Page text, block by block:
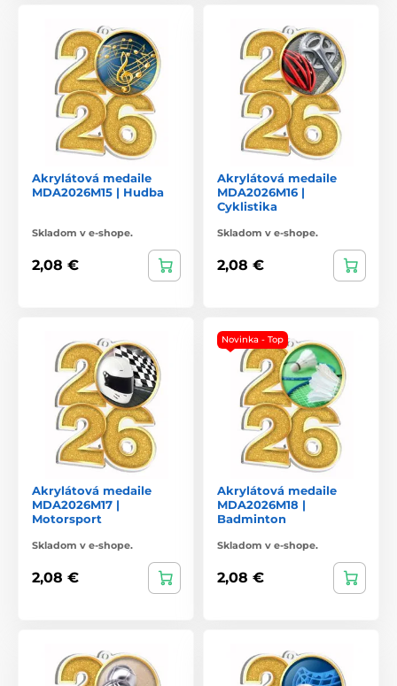
Akrylátová medaile
MDA2026M15 | Hudba
Skladom v e-shope.
2,08 €
Akrylátová medaile
MDA2026M16 |
Cyklistika
Skladom v e-shope.
2,08 €
Akrylátová medaile
MDA2026M17 |
Motorsport
Skladom v e-shope.
2,08 €
Novinka - Top
Akrylátová medaile
MDA2026M18 |
Badminton
Skladom v e-shope.
2,08 €